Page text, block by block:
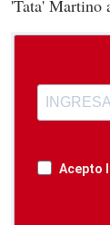
'Tata' Martino
Acepto